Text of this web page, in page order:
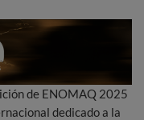
de ENOMAQ 2025
dedicado a la